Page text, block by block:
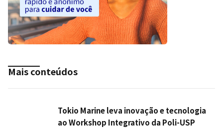
Mais conteúdos
Tokio Marine leva inovação e tecnologia
ao Workshop Integrativo da Poli-USP